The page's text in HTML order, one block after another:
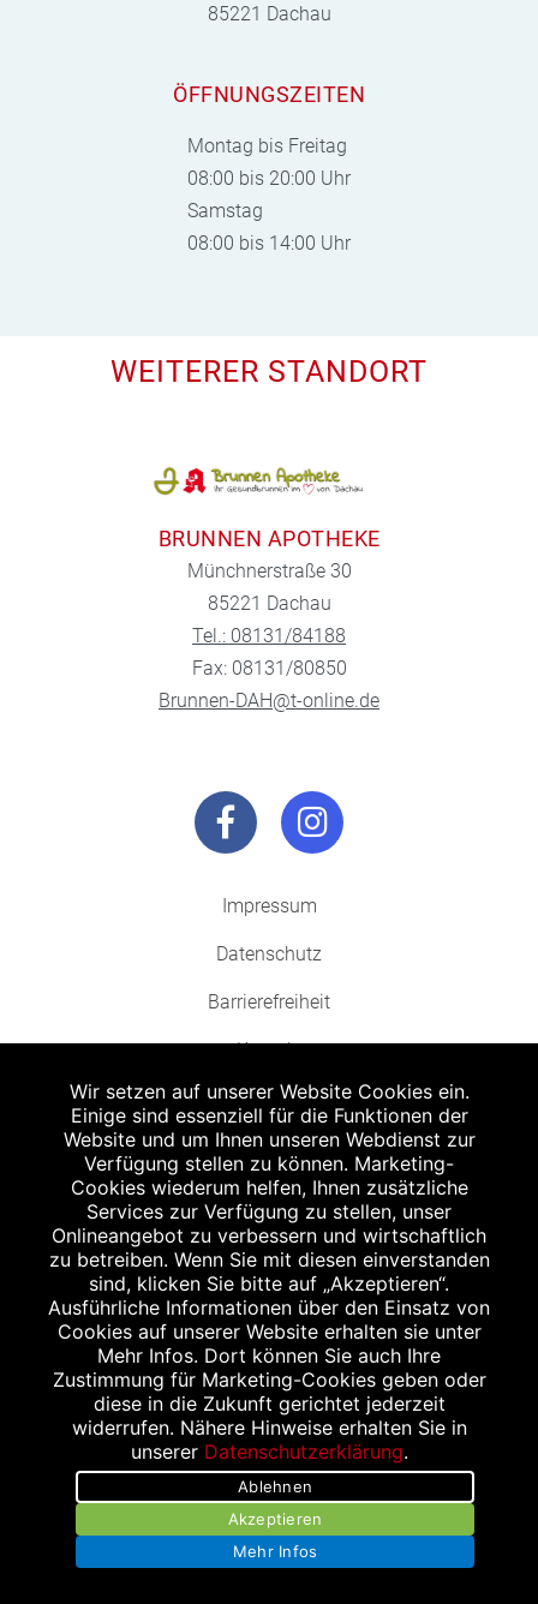
85221 Dachau
ÖFFNUNGSZEITEN
Montag bis Freitag
08:00 bis 20:00 Uhr
Samstag
08:00 bis 14:00 Uhr
WEITERER STANDORT
BRUNNEN APOTHEKE
Münchnerstraße 30
85221 Dachau
Tel.: 08131/84188
Fax: 08131/80850
Brunnen-DAH@t-online.de
Impressum
Datenschutz
Barrierefreiheit
Kontakt
Bildnachweis
Abgabe in haushaltsüblichen Mengen, solange der Vorrat reicht. Für Druck-
und Satzfehler keine Haftung.
Zu Risiken und Nebenwirkungen lesen Sie die Packungsbeilage und fragen
Sie Ihren Arzt oder Apotheker.
Angabe nach der deutschen Arzneimitteltaxe Apothekenerstattungspreis
(AEP). Der AEP ist keine unverbindliche Preisempfehlung der Hersteller. Der
AEP ist ein von den Apotheken in Ansatz gebrachter Preis für rezeptfreie
Arzneimittel. Er entspricht in der Höhe dem für Apotheken verbindlichen
Abgabepreis, zu dem eine Apotheke in bestimmten Fällen (z.B. bei Kindern
unter 12 Jahren) das Produkt mit der gesetzlichen Krankenversicherung
abrechnet. Der AEP ist der allgemeine Erstattungspreis im Falle einer
Kostenübernahme durch die gesetzlichen Krankenkassen, vor Abzug eines
Zwangsrabattes (zur Zeit 5%) nach §130 Abs. 1 SGB V.
Unverbindliche Preisempfehlung des Herstellers (UVP).
powered by apovena.de
Wir setzen auf unserer Website Cookies ein.
Einige sind essenziell für die Funktionen der
Website und um Ihnen unseren Webdienst zur
Verfügung stellen zu können. Marketing-
Cookies wiederum helfen, Ihnen zusätzliche
Services zur Verfügung zu stellen, unser
Onlineangebot zu verbessern und wirtschaftlich
zu betreiben. Wenn Sie mit diesen einverstanden
sind, klicken Sie bitte auf „Akzeptieren“.
Ausführliche Informationen über den Einsatz von
Cookies auf unserer Website erhalten sie unter
Mehr Infos. Dort können Sie auch Ihre
Zustimmung für Marketing-Cookies geben oder
diese in die Zukunft gerichtet jederzeit
widerrufen. Nähere Hinweise erhalten Sie in
unserer Datenschutzerklärung.
Ablehnen
Akzeptieren
Mehr Infos